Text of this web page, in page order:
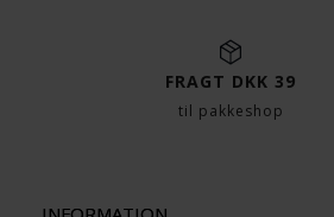
FRAGT DKK 39
til pakkeshop